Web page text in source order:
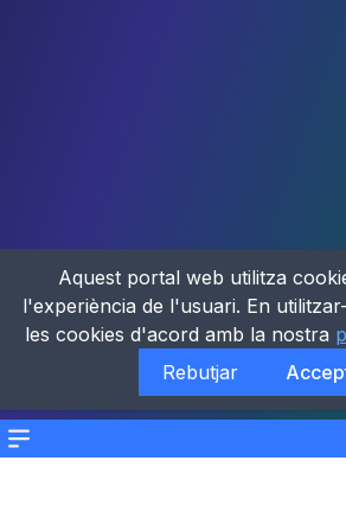
Menu
Aquest portal web utilitza
l'experiència de l'usuari. En
les cookies d'acord amb la nostra
Rebutjar